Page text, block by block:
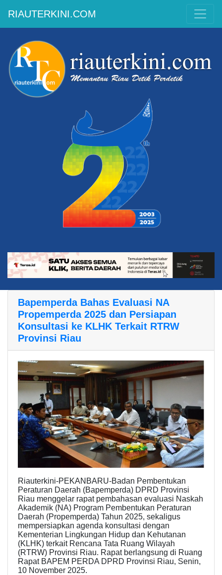
RIAUTERKINI.COM
Bapemperda Bahas Evaluasi NA
Propemperda 2025 dan Persiapan
Konsultasi ke KLHK Terkait RTRW
Provinsi Riau
Riauterkini-PEKANBARU-Badan Pembentukan
Peraturan Daerah (Bapemperda) DPRD Provinsi
Riau menggelar rapat pembahasan evaluasi Naskah
Akademik (NA) Program Pembentukan Peraturan
Daerah (Propemperda) Tahun 2025, sekaligus
mempersiapkan agenda konsultasi dengan
Kementerian Lingkungan Hidup dan Kehutanan
(KLHK) terkait Rencana Tata Ruang Wilayah
(RTRW) Provinsi Riau. Rapat berlangsung di Ruang
Rapat BAPEM PERDA DPRD Provinsi Riau, Senin,
10 November 2025.